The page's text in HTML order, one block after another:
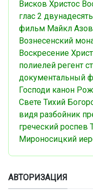
Висков Христос
глас 2
фильм Майкл
Вознесенский
Воскресение
полиелей регент
документальный
Господи канон
Свете Тихий
видя разбойник
греческий роспев
Мироносицкий
АВТОРИЗАЦИЯ